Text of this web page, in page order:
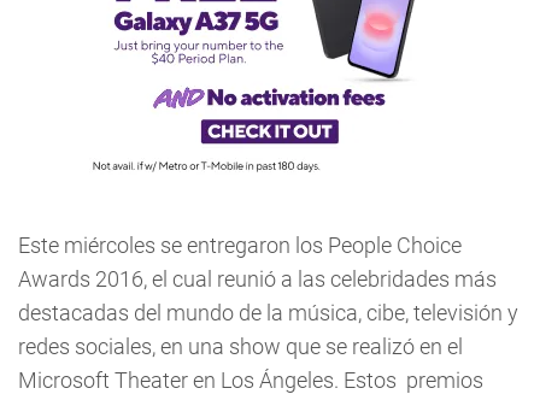
Este miércoles se entregaron los People Choice
Awards 2016, el cual reunió a las celebridades más
destacadas del mundo de la música, cibe, televisión y
redes sociales, en una show que se realizó en el
Microsoft Theater en Los Ángeles. Estos premios